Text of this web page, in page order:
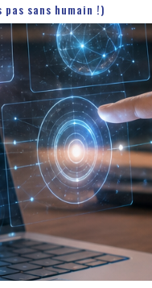
sans humain !)